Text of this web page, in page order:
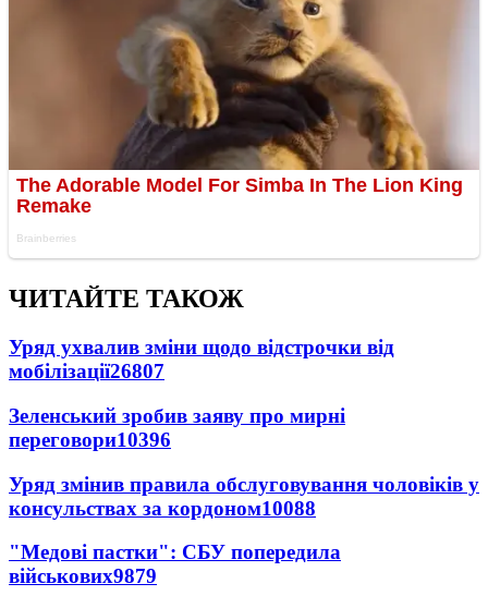
ЧИТАЙТЕ ТАКОЖ
Уряд ухвалив зміни щодо відстрочки від
мобілізації26807
Зеленський зробив заяву про мирні
переговори10396
Уряд змінив правила обслуговування чоловіків у
консульствах за кордоном10088
"Медові пастки": СБУ попередила
військових9879